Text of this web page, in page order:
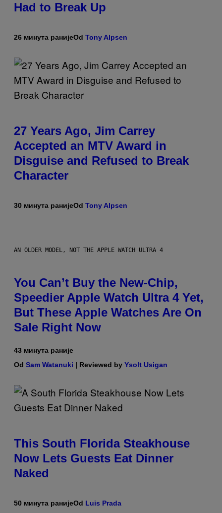
Had to Break Up
26 минута ранијеOd Tony Alpsen
27 Years Ago, Jim Carrey
Accepted an MTV Award in
Disguise and Refused to Break
Character
30 минута ранијеOd Tony Alpsen
AN OLDER MODEL, NOT THE APPLE WATCH ULTRA 4
You Can’t Buy the New-Chip,
Speedier Apple Watch Ultra 4 Yet,
But These Apple Watches Are On
Sale Right Now
43 минута раније
Od Sam Watanuki | Reviewed by Ysolt Usigan
This South Florida Steakhouse
Now Lets Guests Eat Dinner
Naked
50 минута ранијеOd Luis Prada